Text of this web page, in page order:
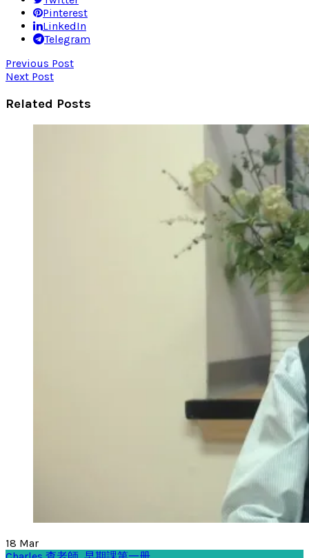
Pinterest
LinkedIn
Telegram
Previous Post
Next Post
Related Posts
18 Mar